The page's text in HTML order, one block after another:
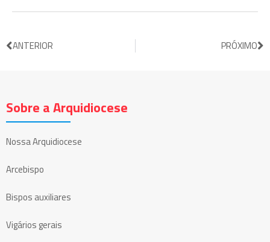
ANTERIOR PRÓXIMO
Sobre a Arquidiocese
Nossa Arquidiocese
Arcebispo
Bispos auxiliares
Vigários gerais